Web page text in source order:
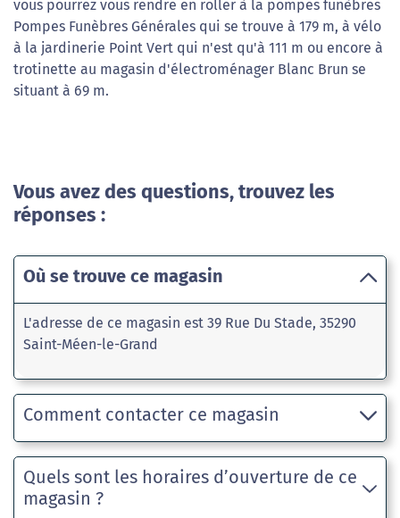
vous pourrez vous rendre en roller à la pompes funèbres
Pompes Funèbres Générales qui se trouve à 179 m, à vélo
à la jardinerie Point Vert qui n'est qu'à 111 m ou encore à
trotinette au magasin d'électroménager Blanc Brun se
situant à 69 m.
Vous avez des questions, trouvez les
réponses :
Où se trouve ce magasin
L'adresse de ce magasin est 39 Rue Du Stade, 35290
Saint-Méen-le-Grand
Comment contacter ce magasin
Quels sont les horaires d’ouverture de ce
magasin ?